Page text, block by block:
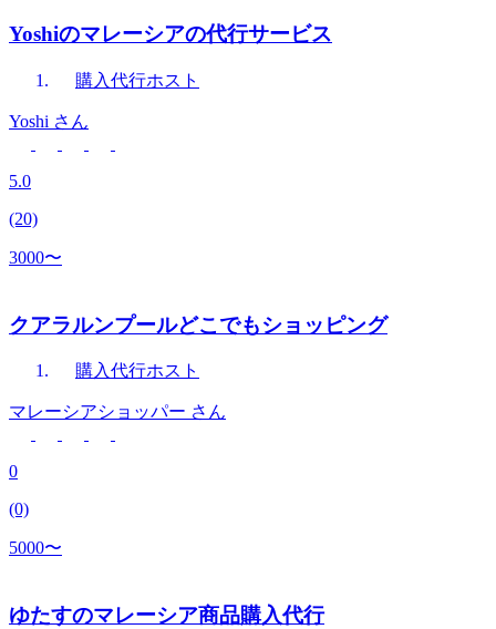
Yoshiのマレーシアの代行サービス
購入代行ホスト
Yoshi さん
5.0
(20)
3000〜
クアラルンプールどこでもショッピング
購入代行ホスト
マレーシアショッパー さん
0
(0)
5000〜
ゆたすのマレーシア商品購入代行